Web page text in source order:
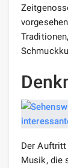
Der
Musik, die